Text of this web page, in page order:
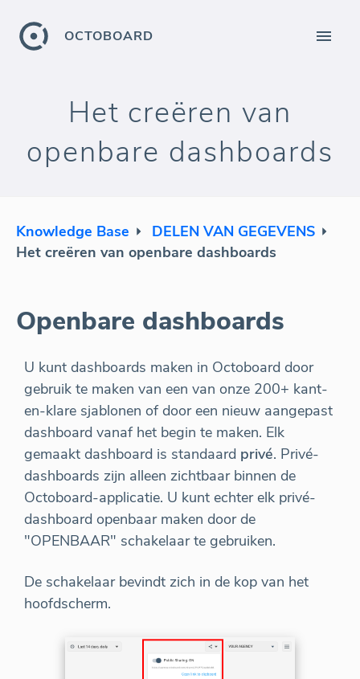
OCTOBOARD
Het creëren van
openbare dashboards
Knowledge Base
DELEN VAN GEGEVENS
Het creëren van openbare dashboards
Openbare dashboards
U kunt dashboards maken in Octoboard door
gebruik te maken van een van onze 200+ kant-
en-klare sjablonen of door een nieuw aangepast
dashboard vanaf het begin te maken. Elk
gemaakt dashboard is standaard privé. Privé-
dashboards zijn alleen zichtbaar binnen de
Octoboard-applicatie. U kunt echter elk privé-
dashboard openbaar maken door de
"OPENBAAR" schakelaar te gebruiken.
De schakelaar bevindt zich in de kop van het
hoofdscherm.